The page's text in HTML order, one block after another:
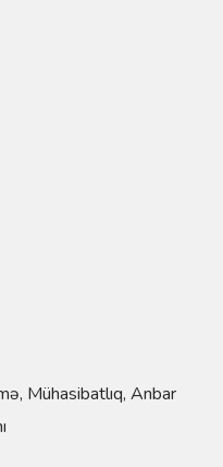
Mühasibatlıq, Anbar